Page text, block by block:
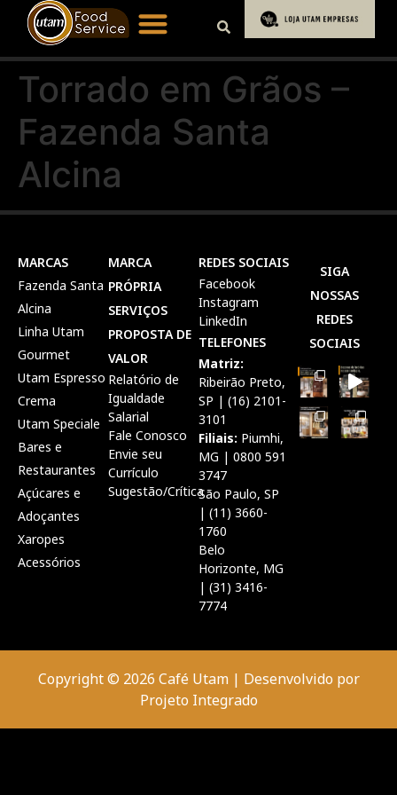
Torrado em Grãos –
Fazenda Santa
Alcina
MARCAS
Fazenda Santa
Alcina
Linha Utam
Gourmet
Utam Espresso
Crema
Utam Speciale
Bares e
Restaurantes
Açúcares e
Adoçantes
Xaropes
Acessórios
MARCA
PRÓPRIA
SERVIÇOS
PROPOSTA DE
VALOR
Relatório de
Igualdade
Salarial
Fale Conosco
Envie seu
Currículo
Sugestão/Crítica
REDES SOCIAIS
Facebook
Instagram
LinkedIn
TELEFONES
Matriz:
Ribeirão Preto,
SP | (16) 2101-
3101
Filiais: Piumhi,
MG | 0800 591
3747
São Paulo, SP
| (11) 3660-
1760
Belo
Horizonte, MG
| (31) 3416-
7774
SIGA
NOSSAS
REDES
SOCIAIS
Copyright © 2026 Café Utam | Desenvolvido por
Projeto Integrado